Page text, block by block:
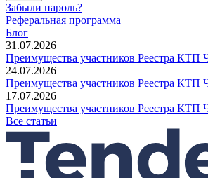
Забыли пароль?
Реферальная программа
Блог
31.07.2026
Преимущества участников Реестра
24.07.2026
Преимущества участников Реестра КТП
17.07.2026
Преимущества участников Реестра КТП
Все статьи